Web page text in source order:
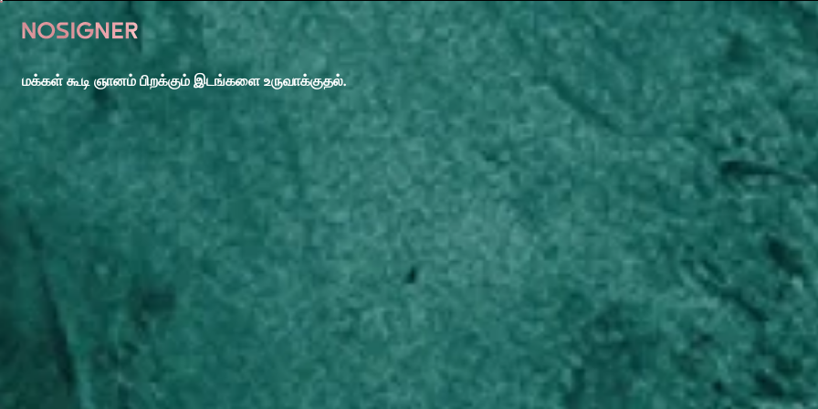
முகப்பு
மக்கள் கூடி ஞானம் பிறக்கும் இடங்களை உருவாக்குதல்.